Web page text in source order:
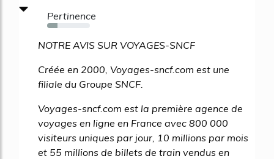
Pertinence
24%
NOTRE AVIS SUR VOYAGES-SNCF
Créée en 2000, Voyages-sncf.com est une
filiale du Groupe SNCF.
Voyages-sncf.com est la première agence de
voyages en ligne en France avec 800 000
visiteurs uniques par jour, 10 millions par mois
et 55 millions de billets de train vendus en